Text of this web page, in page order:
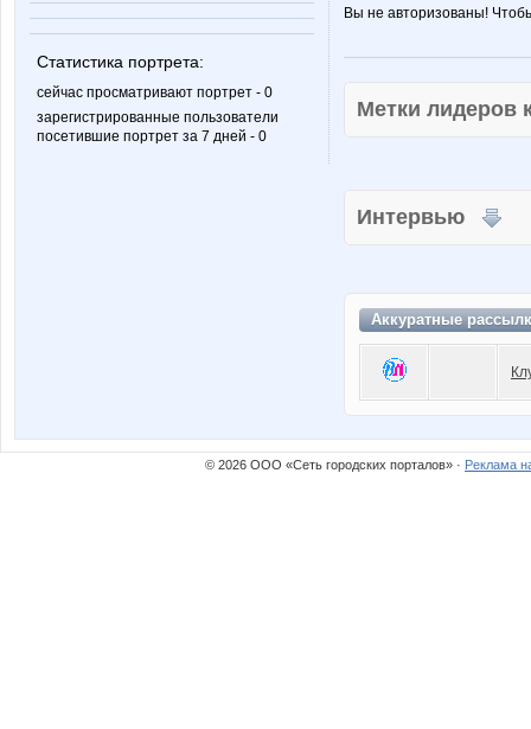
Статистика портрета:
сейчас просматривают портрет - 0
зарегистрированные пользователи
посетившие портрет за 7 дней - 0
Вы не авторизованы!
Метки
Интервью
Аккуратные
© 2026 ООО «Сеть городских порталов» · Реклама